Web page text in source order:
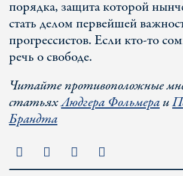
порядка, защита которой
стать делом первейшей
прогрессистов. Если кто-то
речь о свободе.
Читайте противоположные
статьяхЛюдгера Фольмераи
Брандта